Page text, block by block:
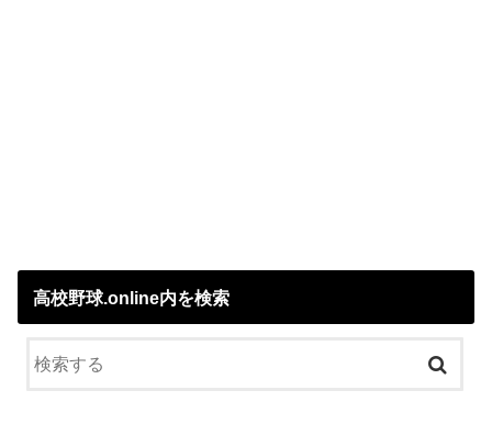
高校野球.online内を検索